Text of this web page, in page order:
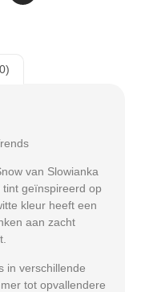
van Slowianka
geïnspireerd op
kleur heeft een
aan zacht
in verschillende
tot opvallendere